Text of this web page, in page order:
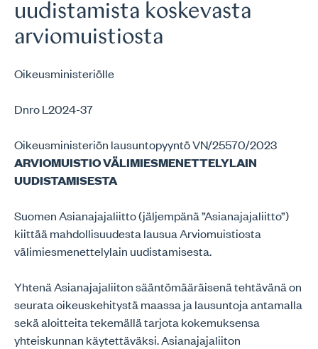
uudistamista koskevasta
arviomuistiosta
Oikeusministeriölle
Dnro L2024-37
Oikeusministeriön lausuntopyyntö VN/25570/2023
ARVIOMUISTIO VÄLIMIESMENETTELYLAIN
UUDISTAMISESTA
Suomen Asianajajaliitto (jäljempänä ”Asianajajaliitto”)
kiittää mahdollisuudesta lausua Arviomuistiosta
välimiesmenettelylain uudistamisesta.
Yhtenä Asianajajaliiton sääntömääräisenä tehtävänä on
seurata oikeuskehitystä maassa ja lausuntoja antamalla
sekä aloitteita tekemällä tarjota kokemuksensa
yhteiskunnan käytettäväksi. Asianajajaliiton